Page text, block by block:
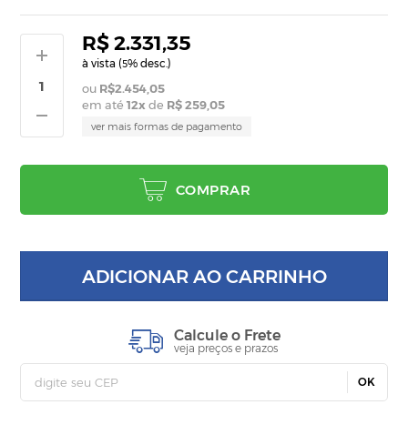
R$ 2.331,35
à vista (5% desc.)
R$2.454,05
em até12x de R$ 259,05
ver mais formas de pagamento
COMPRAR
ADICIONAR AO CARRINHO
Calcule o Frete
veja preços e prazos
OK